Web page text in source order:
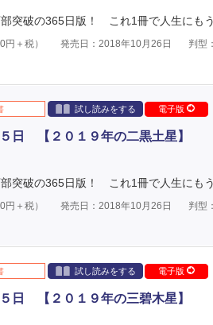
突破の365日版！ これ1冊で人生にも
円＋税） 発売日：2018年10月26日 判型
試し読みをする 電子版
日 【２０１９年の二黒土星】
突破の365日版！ これ1冊で人生にも
円＋税） 発売日：2018年10月26日 判型
試し読みをする 電子版
日 【２０１９年の三碧木星】